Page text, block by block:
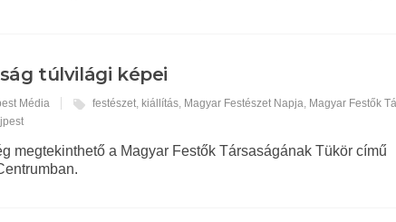
túlvilági képei
Média festészet, kiállítás, Magyar Festészet Napja, Magyar Festők
megtekinthető a Magyar Festők Társaságának Tükör című